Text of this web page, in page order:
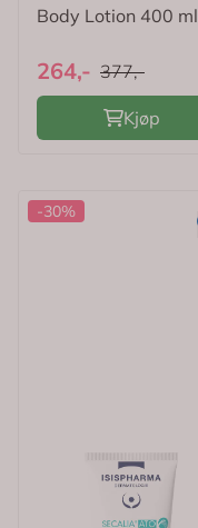
Body Lotion 400 ml
264,- 377,-
Kjøp
-30%